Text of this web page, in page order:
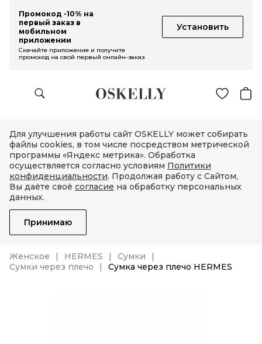
Промокод -10% на
первый заказ в
мобильном
приложении
Установить
Скачайте приложение и получите
промокод на свой первый онлайн-заказ
Для улучшения работы сайт OSKELLY может собирать
файлы cookies, в том числе посредством метрической
программы «Яндекс метрика». Обработка
осуществляется согласно условиям Политики
конфиденциальности. Продолжая работу с Сайтом,
Вы даёте своё согласие на обработку персональных
данных.
Принимаю
Женское HERMES
Сумки
Сумки через плечо
Сумка через плечо HERMES